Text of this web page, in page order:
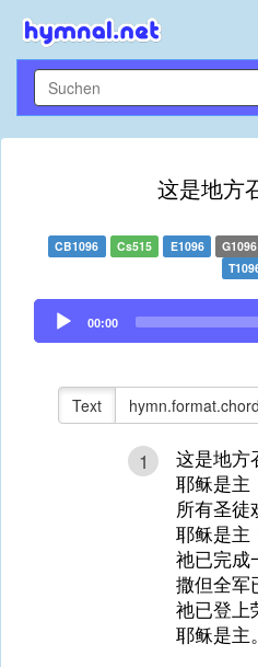
这是地方
CB1096 Cs515 E1096 G1096
Audio
Player
00:00
Text
1
这是地方
耶稣是主
所有圣徒
耶稣是主
祂已完成
撒但全军
祂已登上
耶稣是主。